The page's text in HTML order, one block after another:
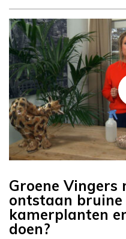
Groene Vingers
ontstaan
kamerplanten
doen?